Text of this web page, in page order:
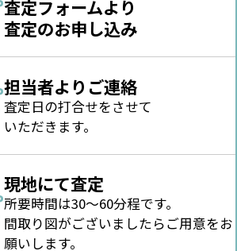
査定フォームより
査定のお申し込み
担当者よりご連絡
査定日の打合せをさせて
いただきます。
現地にて査定
所要時間は30～60分程です。
間取り図がございましたらご用意をお
願いします。